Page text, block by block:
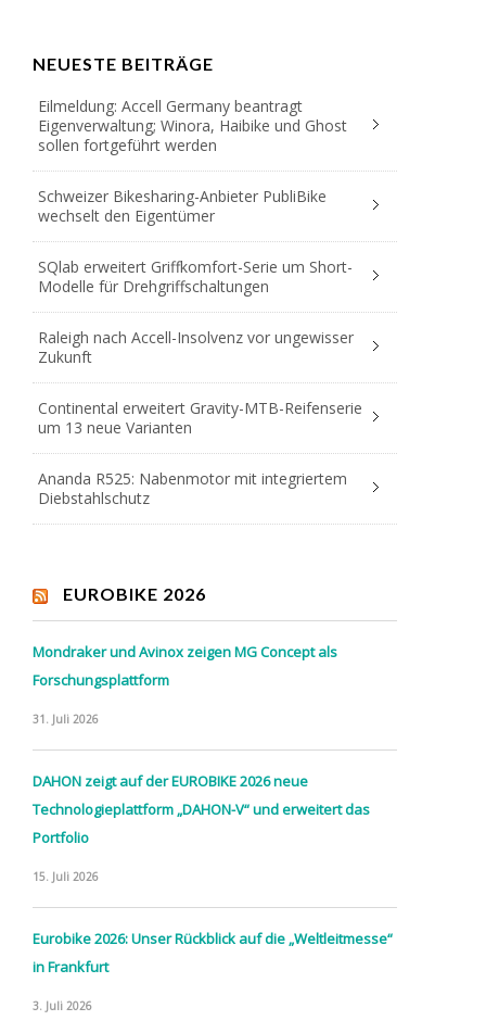
NEUESTE BEITRÄGE
Eilmeldung: Accell Germany beantragt
Eigenverwaltung; Winora, Haibike und Ghost
sollen fortgeführt werden
Schweizer Bikesharing-Anbieter PubliBike
wechselt den Eigentümer
SQlab erweitert Griffkomfort-Serie um Short-
Modelle für Drehgriffschaltungen
Raleigh nach Accell-Insolvenz vor ungewisser
Zukunft
Continental erweitert Gravity-MTB-Reifenserie
um 13 neue Varianten
Ananda R525: Nabenmotor mit integriertem
Diebstahlschutz
EUROBIKE 2026
Mondraker und Avinox zeigen MG Concept als
Forschungsplattform
31. Juli 2026
DAHON zeigt auf der EUROBIKE 2026 neue
Technologieplattform „DAHON-V“ und erweitert das
Portfolio
15. Juli 2026
Eurobike 2026: Unser Rückblick auf die „Weltleitmesse“
in Frankfurt
3. Juli 2026